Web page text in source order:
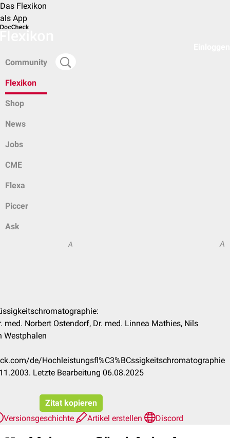
Das Flexikon
als App
Community
Flexikon
Shop
News
Jobs
CME
Flexa
Piccer
Ask
A A
med. Norbert Ostendorf, Dr. med. Linnea Mathies, Nils
Westphalen
de/Hochleistungsfl%C3%BCssigkeitschromatographie
Letzte Bearbeitung 06.08.2025
Zitat kopieren
Versionsgeschichte
Artikel erstellen Discord